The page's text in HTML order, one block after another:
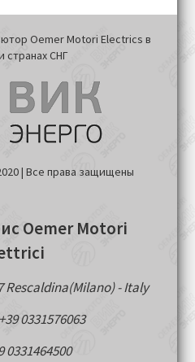
Oemer Motori Electrics в
странах СНГ
| Все права защищены
Oemer Motori
Rescaldina(Milano) - Italy
0331576063
0331464500